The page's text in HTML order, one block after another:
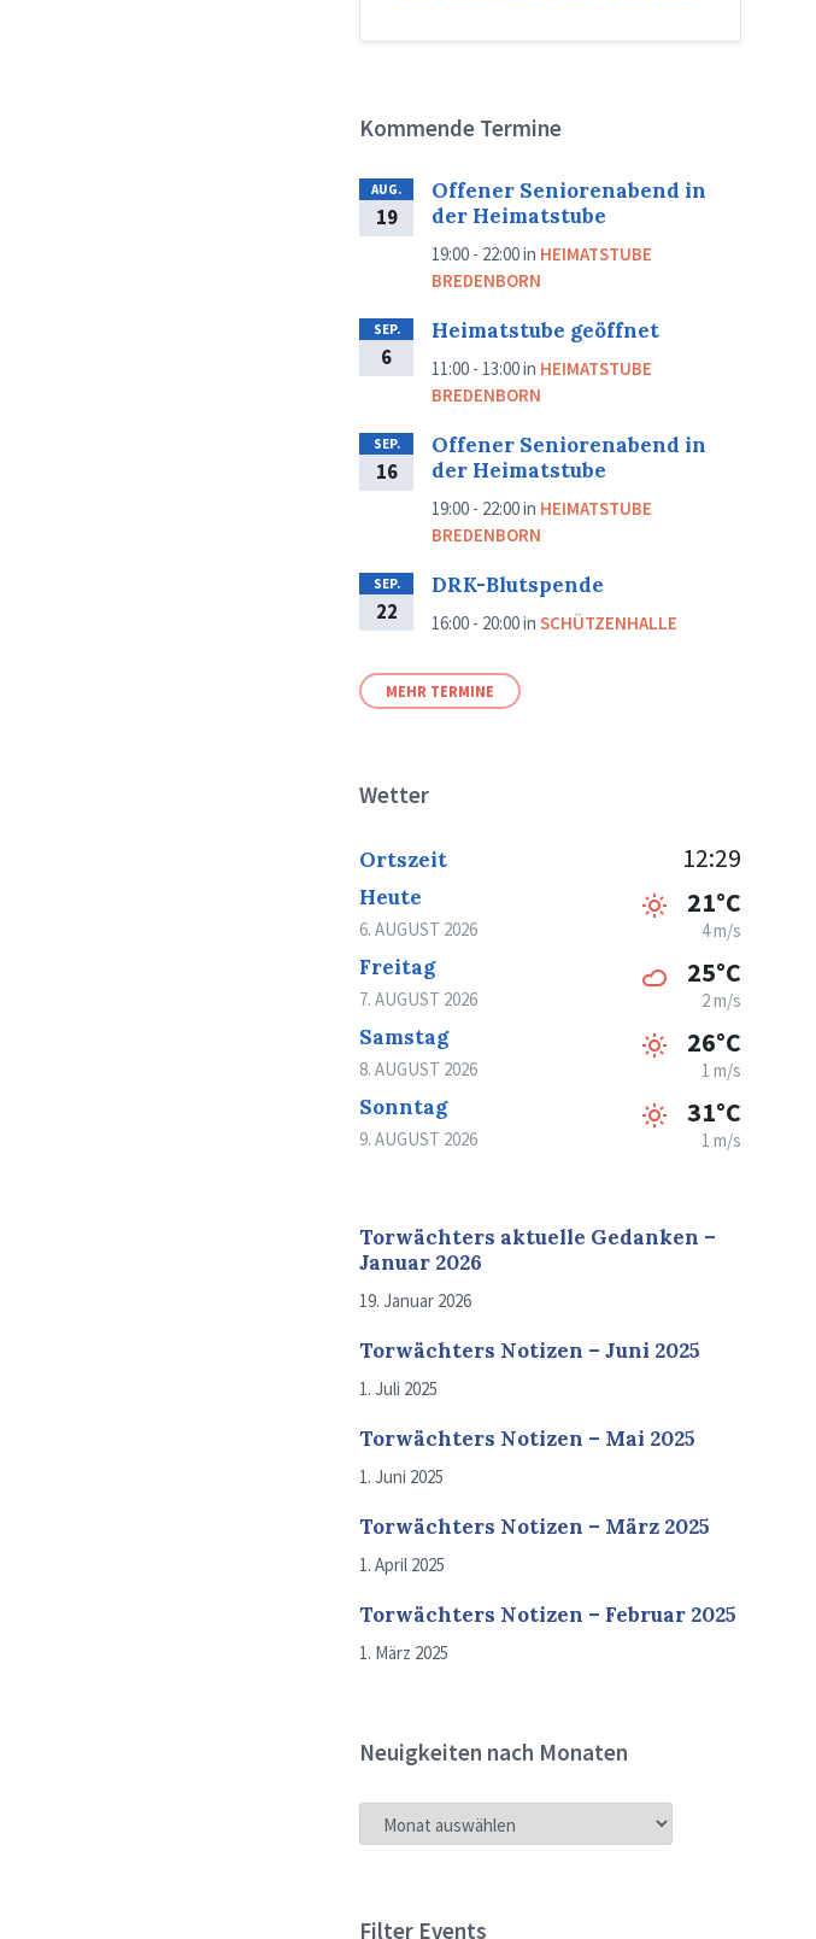
Kommende Termine
AUG.
19
Offener Seniorenabend in
der Heimatstube
19:00 - 22:00in HEIMATSTUBE
BREDENBORN
SEP.
6
Heimatstube geöffnet
11:00 - 13:00in HEIMATSTUBE
BREDENBORN
SEP.
16
Offener Seniorenabend in
der Heimatstube
19:00 - 22:00in HEIMATSTUBE
BREDENBORN
SEP.
22
DRK-Blutspende
16:00 - 20:00inSCHÜTZENHALLE
MEHR TERMINE
Wetter
Ortszeit 12:29
Heute
6. AUGUST 2026
21°C
4 m/s
Freitag
7. AUGUST 2026
25°C
2 m/s
Samstag
8. AUGUST 2026
26°C
1 m/s
Sonntag
9. AUGUST 2026
31°C
1 m/s
Torwächters aktuelle Gedanken –
Januar 2026
19. Januar 2026
Torwächters Notizen – Juni 2025
1. Juli 2025
Torwächters Notizen – Mai 2025
1. Juni 2025
Torwächters Notizen – März 2025
1. April 2025
Torwächters Notizen – Februar 2025
1. März 2025
Neuigkeiten nach Monaten
NEUIGKEITEN
NACH
Filter Events